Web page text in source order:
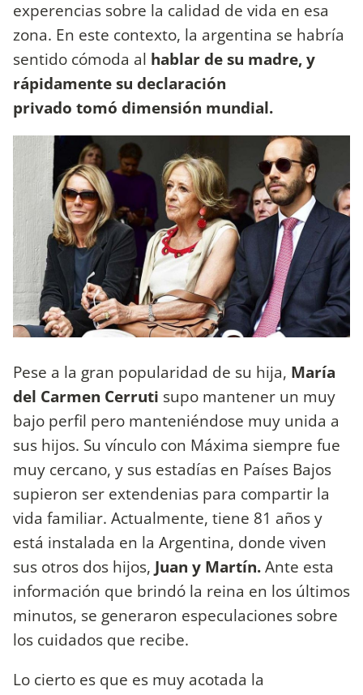
experencias sobre la calidad de vida en esa
zona. En este contexto, la argentina se habría
sentido cómoda al hablar de su madre, y
rápidamente su declaración
privado tomó dimensión mundial.
Pese a la gran popularidad de su hija, María
del Carmen Cerruti supo mantener un muy
bajo perfil pero manteniéndose muy unida a
sus hijos. Su vínculo con Máxima siempre fue
muy cercano, y sus estadías en Países Bajos
supieron ser extendenias para compartir la
vida familiar. Actualmente, tiene 81 años y
está instalada en la Argentina, donde viven
sus otros dos hijos, Juan y Martín.Ante esta
información que brindó la reina en los últimos
minutos, se generaron especulaciones sobre
los cuidados que recibe.
Lo cierto es que es muy acotada la